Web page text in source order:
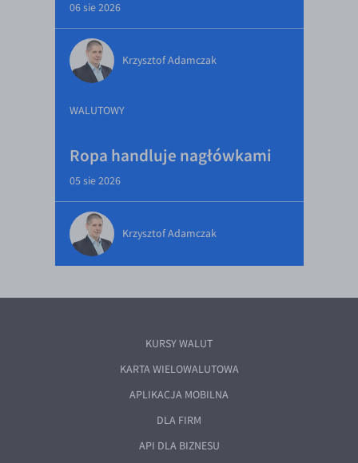
06 sie 2026
Krzysztof Adamczak
WALUTOWY
Ropa handluje nagłówkami
05 sie 2026
Krzysztof Adamczak
KURSY WALUT
KARTA WIELOWALUTOWA
APLIKACJA MOBILNA
DLA FIRM
API DLA BIZNESU